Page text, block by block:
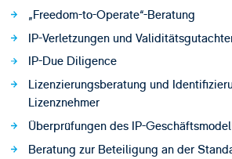
„Freedom-to-Operate“-Beratung
IP-Verletzungen und
IP-Due Diligence
Lizenzierungsberatung und
Lizenznehmer
Überprüfungen des IP-
Beratung zur Beteiligung an der